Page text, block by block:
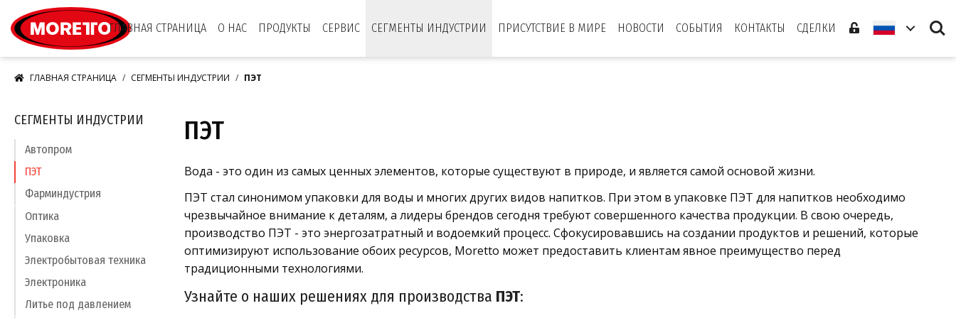
ГЛАВНАЯ СТРАНИЦА
О НАС ПРОДУКТЫ СЕРВИС СЕГМЕНТЫ ИНДУСТРИИ ПРИСУТСТВИЕ В МИРЕ НОВОСТИ СОБЫТИЯ КОНТАКТЫ СДЕЛКИ Search
ГЛАВНАЯ СТРАНИЦА СЕГМЕНТЫ ИНДУСТРИИ ПЭТ
ПЭТ
Вода - это один из самых ценных элементов, которые существуют в природе, и является самой основой жизни.
ПЭТ стал синонимом упаковки для воды и многих других видов напитков. При этом в упаковке ПЭТ для напитков необходимо
чрезвычайное внимание к деталям, а лидеры брендов сегодня требуют совершенного качества продукции. В свою очередь,
производство ПЭТ - это энергозатратный и водоемкий процесс. Сфокусировавшись на создании продуктов и решений, которые
оптимизируют использование обоих ресурсов, Moretto может предоставить клиентам явное преимущество перед
традиционными технологиями.
Узнайте о наших решениях для производства ПЭТ:
СЕГМЕНТЫ ИНДУСТРИИ
Автопром
ПЭТ
Фарминдустрия
Оптика
Упаковка
Электробытовая техника
Электроника
Литье под давлением